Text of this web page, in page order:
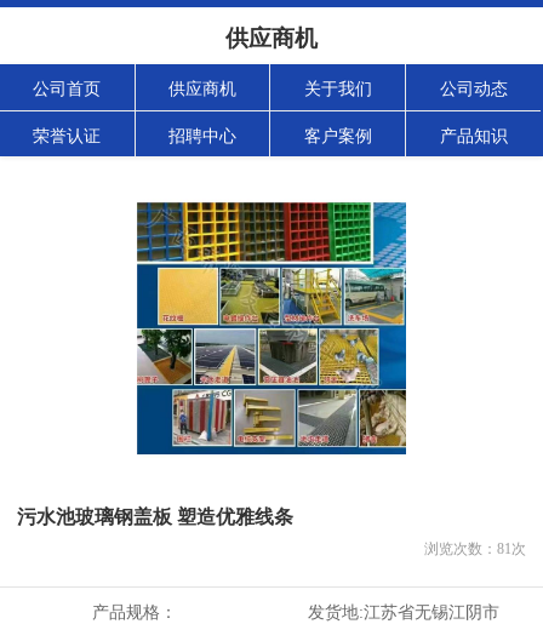
供应商机
公司首页 供应商机 关于我们 公司动态
荣誉认证 招聘中心 客户案例 产品知识
污水池玻璃钢盖板 塑造优雅线条
浏览次数： 81次
产品规格： 发货地:江苏省无锡江阴市